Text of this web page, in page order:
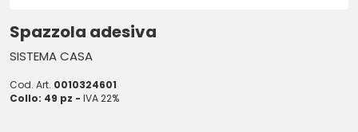
Spazzola adesiva
SISTEMA CASA
Cod. Art. 0010324601
Collo: 49 pz - IVA 22%